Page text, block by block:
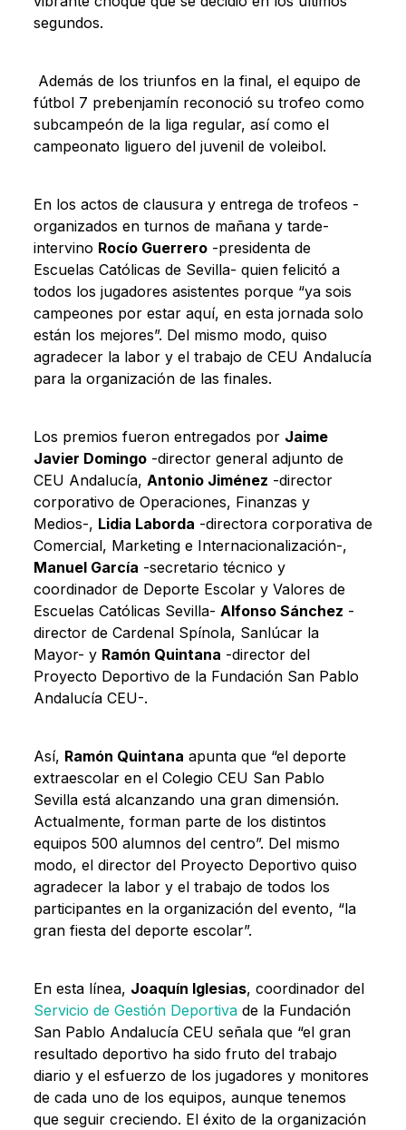
segundos.
Además de los triunfos en la final, el equipo de
fútbol 7 prebenjamín reconoció su trofeo como
subcampeón de la liga regular, así como el
campeonato liguero del juvenil de voleibol.
En los actos de clausura y entrega de trofeos -
organizados en turnos de mañana y tarde-
intervino Rocío Guerrero-presidenta de
Escuelas Católicas de Sevilla- quien felicitó a
todos los jugadores asistentes porque “ya sois
campeones por estar aquí, en esta jornada solo
están los mejores”. Del mismo modo, quiso
agradecer la labor y el trabajo de CEU Andalucía
para la organización de las finales.
Los premios fueron entregados por Jaime
Javier Domingo-director general adjunto de
CEU Andalucía, Antonio Jiménez -director
corporativo de Operaciones, Finanzas y
Medios-, Lidia Laborda -directora corporativa de
Comercial, Marketing e Internacionalización-,
Manuel García -secretario técnico y
coordinador de Deporte Escolar y Valores de
Escuelas Católicas Sevilla- Alfonso Sánchez -
director de Cardenal Spínola, Sanlúcar la
Mayor- y Ramón Quintana -director del
Proyecto Deportivo de la Fundación San Pablo
Andalucía CEU-.
Así, Ramón Quintana apunta que “el deporte
extraescolar en el Colegio CEU San Pablo
Sevilla está alcanzando una gran dimensión.
Actualmente, forman parte de los distintos
equipos 500 alumnos del centro”. Del mismo
modo, el director del Proyecto Deportivo quiso
agradecer la labor y el trabajo de todos los
participantes en la organización del evento, “la
gran fiesta del deporte escolar”.
En esta línea, Joaquín Iglesias, coordinador del
Servicio de Gestión Deportivade la Fundación
San Pablo Andalucía CEU señala que “el gran
resultado deportivo ha sido fruto del trabajo
diario y el esfuerzo de los jugadores y monitores
de cada uno de los equipos, aunque tenemos
que seguir creciendo. El éxito de la organización